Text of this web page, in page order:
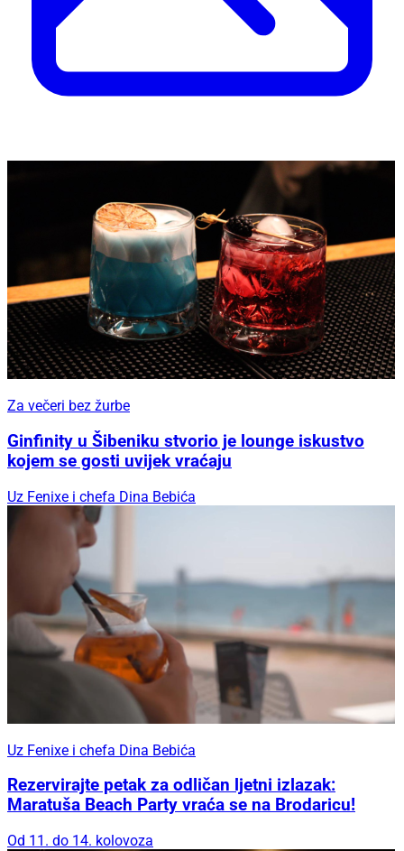
Za večeri bez žurbe
Ginfinity u Šibeniku stvorio je lounge iskustvo
kojem se gosti uvijek vraćaju
Uz Fenixe i chefa Dina Bebića
Uz Fenixe i chefa Dina Bebića
Rezervirajte petak za odličan ljetni izlazak:
Maratuša Beach Party vraća se na Brodaricu!
Od 11. do 14. kolovoza